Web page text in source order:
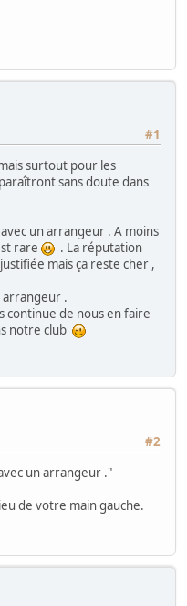
#1
surtout pour les
sans doute dans
un arrangeur . A moins
rare
. La réputation
mais ça reste cher ,
arrangeur .
continue de nous en faire
notre club
#2
un arrangeur ."
de votre main gauche.